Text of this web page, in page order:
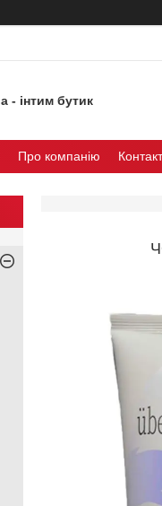
- інтим бутик
Про компанію